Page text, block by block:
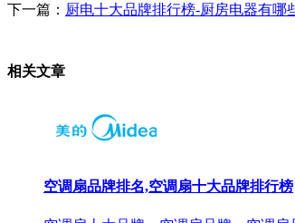
下一篇： 厨电十大品牌排行榜-厨房电器有哪
相关文章
空调扇品牌排名,空调扇十大品牌排行榜